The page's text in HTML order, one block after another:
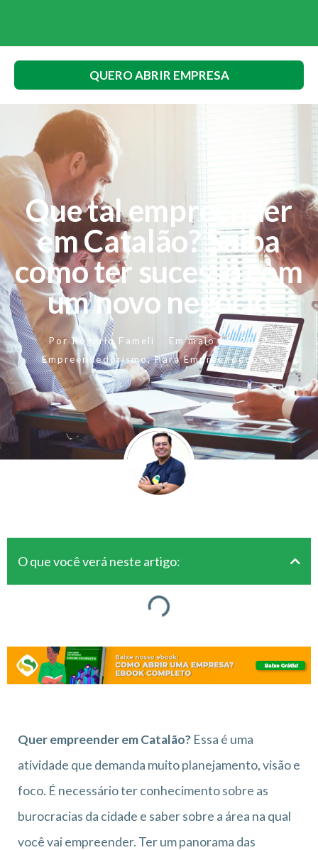
QUERO ABRIR EMPRESA
Que tal empreender
em Catalão? Saiba
como ter sucesso com
um novo negócio
Por Rogerio Fameli Em maio 15, 2019
Empreendedorismo,Para Empreendedores
O que você verá neste artigo:
Quer empreender em Catalão? Essa é uma
atividade que demanda muito planejamento, visão e
foco. É necessário ter conhecimento sobre as
burocracias da cidade e saber sobre a área na qual
você vai empreender. Ter um panorama das